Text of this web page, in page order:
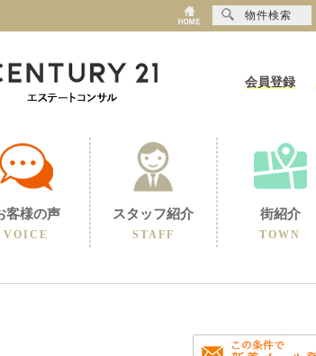
会員登録
客様の声
VOICE
スタッフ紹介
STAFF
街紹介
TOWN
物件検索